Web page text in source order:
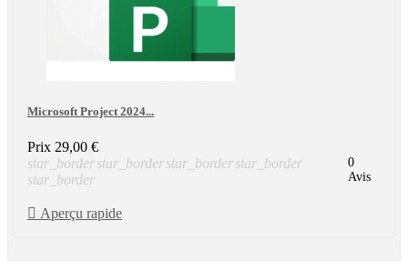
Microsoft Project 2024...
Prix 29,00 €
star_borderstar_borderstar_borderstar_border
star_border
0
Avis
 Aperçu rapide